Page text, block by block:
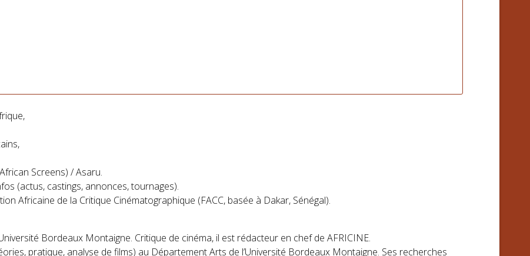
Screens) / Asaru.
(actus, castings, annonces, tournages).
Africaine de la Critique Cinématographique (FACC, basée à Dakar, Sénégal).
Bordeaux Montaigne. Critique de cinéma, il est rédacteur en chef de AFRICINE.
pratique, analyse de films) au Département Arts de l’Université Bordeaux Montaigne. Ses recherches